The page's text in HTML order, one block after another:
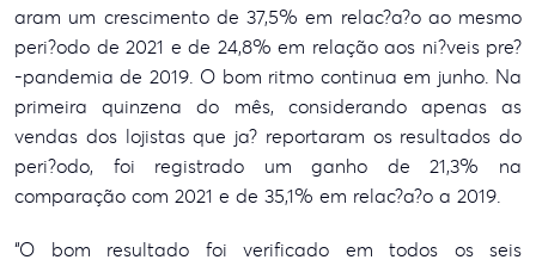
aram um crescimento de 37,5% em relac?a?o ao mesmo
peri?odo de 2021 e de 24,8% em relação aos ni?veis pre?
-pandemia de 2019. O bom ritmo continua em junho. Na
primeira quinzena do mês, considerando apenas as
vendas dos lojistas que ja? reportaram os resultados do
peri?odo, foi registrado um ganho de 21,3% na
comparação com 2021 e de 35,1% em relac?a?o a 2019.
“O bom resultado foi verificado em todos os seis